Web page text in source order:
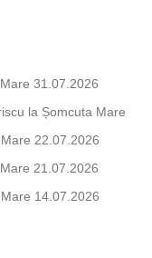
31.07.2026
la Șomcuta Mare
22.07.2026
21.07.2026
14.07.2026